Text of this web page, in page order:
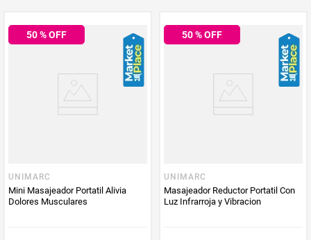
PUM - Medida 15
Producto (kg)
15
50% OFF
UNIMARC
Mini Masajeador Portatil Alivia
Dolores Musculares
50% OFF
UNIMARC
Masajeador Reductor Portatil Con
Luz Infrarroja y Vibracion